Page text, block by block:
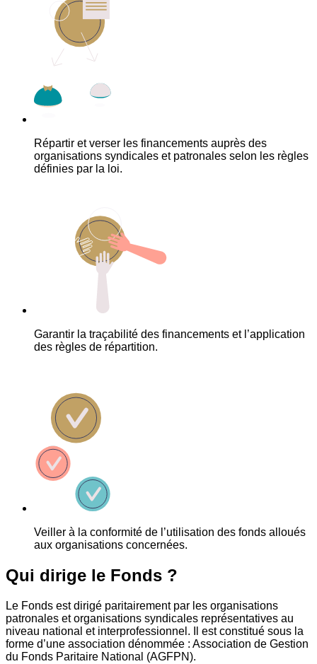
Répartir et verser les financements auprès des
organisations syndicales et patronales selon les règles
définies par la loi.
Garantir la traçabilité des financements et l’application
des règles de répartition.
Veiller à la conformité de l’utilisation des fonds alloués
aux organisations concernées.
Qui dirige le Fonds ?
Le Fonds est dirigé paritairement par les organisations
patronales et organisations syndicales représentatives au
niveau national et interprofessionnel. Il est constitué sous la
forme d’une association dénommée : Association de Gestion
du Fonds Paritaire National (AGFPN).